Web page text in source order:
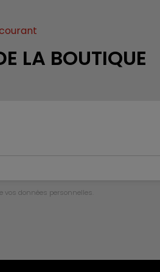
LA BOUTIQUE
données personnelles.